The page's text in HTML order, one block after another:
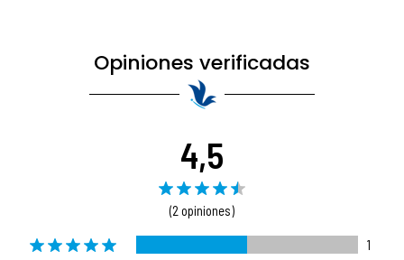
Opiniones verificadas
4,5
(2 opiniones)
1